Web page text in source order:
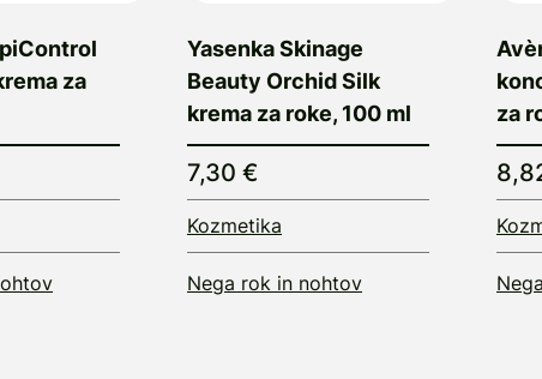
za
Yasenka Skinage
Beauty Orchid Silk
krema za roke, 100 ml
7,30 €
Kozmetika
Nega rok in nohtov
za